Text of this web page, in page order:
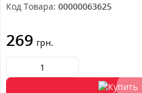
Код Товара: 00000063625
269 грн.